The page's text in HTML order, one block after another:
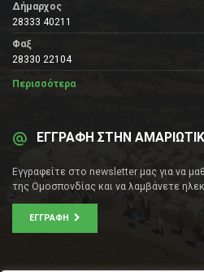
Δήμαρχος
28333 40211
Φαξ
28330 22104
Περισσότερα
ΕΓΓΡΑΦΗ ΣΤΗΝ
Εγγραφείτε στο newsletter μας για να
της Ομοσπονδίας και να λαμβάνετε
ΕΓΓΡΑΦΉ